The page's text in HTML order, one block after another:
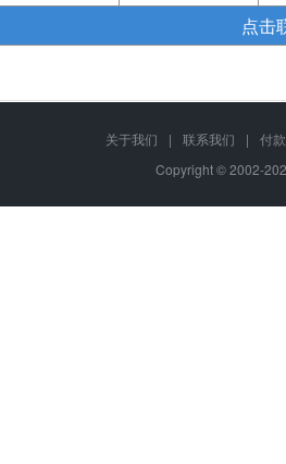
点击
关于我们 | 联系我们 |
付
Copyright © 2002-